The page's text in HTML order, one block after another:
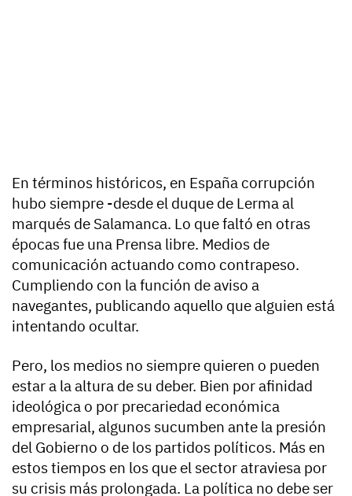
En términos históricos, en España corrupción
hubo siempre -desde el duque de Lerma al
marqués de Salamanca. Lo que faltó en otras
épocas fue una Prensa libre. Medios de
comunicación actuando como contrapeso.
Cumpliendo con la función de aviso a
navegantes, publicando aquello que alguien está
intentando ocultar.
Pero, los medios no siempre quieren o pueden
estar a la altura de su deber. Bien por afinidad
ideológica o por precariedad económica
empresarial, algunos sucumben ante la presión
del Gobierno o de los partidos políticos. Más en
estos tiempos en los que el sector atraviesa por
su crisis más prolongada. La política no debe ser